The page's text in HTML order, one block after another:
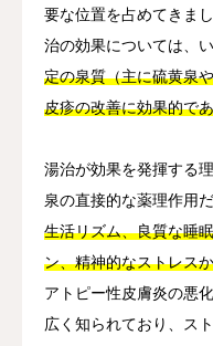
要な位置を占めてきま
治の効果については、
定の泉質（主に硫黄泉
皮疹の改善に効果的で
湯治が効果を発揮する
泉の直接的な薬理作用だ
生活リズム、良質な睡
ン、精神的なストレス
アトピー性皮膚炎の悪
広く知られており、ス